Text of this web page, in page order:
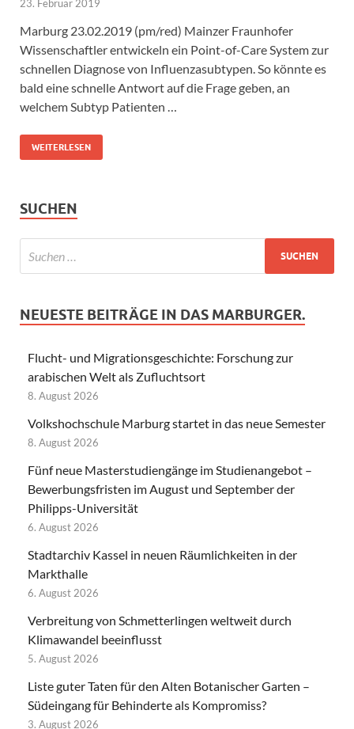
23. Februar 2019
Marburg 23.02.2019 (pm/red) Mainzer Fraunhofer
Wissenschaftler entwickeln ein Point-of-Care System zur
schnellen Diagnose von Influenzasubtypen. So könnte es
bald eine schnelle Antwort auf die Frage geben, an
welchem Subtyp Patienten …
WEITERLESEN
SUCHEN
NEUESTE BEITRÄGE IN DAS MARBURGER.
Flucht- und Migrationsgeschichte: Forschung zur
arabischen Welt als Zufluchtsort
8. August 2026
Volkshochschule Marburg startet in das neue Semester
8. August 2026
Fünf neue Masterstudiengänge im Studienangebot –
Bewerbungsfristen im August und September der
Philipps-Universität
6. August 2026
Stadtarchiv Kassel in neuen Räumlichkeiten in der
Markthalle
6. August 2026
Verbreitung von Schmetterlingen weltweit durch
Klimawandel beeinflusst
5. August 2026
Liste guter Taten für den Alten Botanischer Garten –
Südeingang für Behinderte als Kompromiss?
3. August 2026